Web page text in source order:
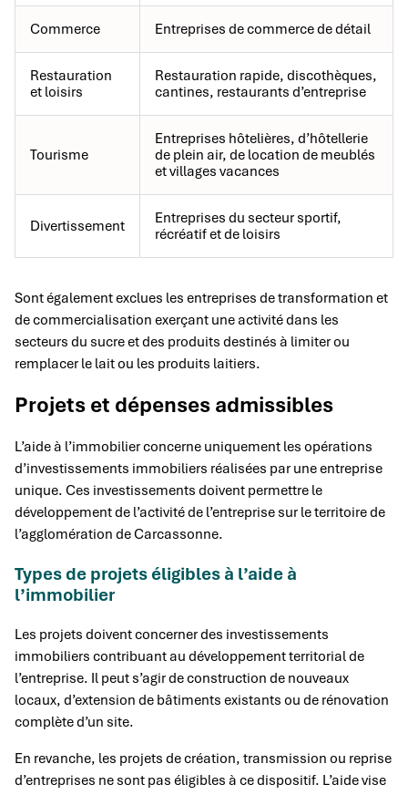
Commerce Entreprises de commerce de détail
Restauration
et loisirs
Restauration rapide, discothèques,
cantines, restaurants d’entreprise
Tourisme
Entreprises hôtelières, d’hôtellerie
de plein air, de location de meublés
et villages vacances
Divertissement
Entreprises du secteur sportif,
récréatif et de loisirs
Sont également exclues les entreprises de transformation et
de commercialisation exerçant une activité dans les
secteurs du sucre et des produits destinés à limiter ou
remplacer le lait ou les produits laitiers.
Projets et dépenses admissibles
L’aide à l’immobilier concerne uniquement les opérations
d’investissements immobiliers réalisées par une entreprise
unique. Ces investissements doivent permettre le
développement de l’activité de l’entreprise sur le territoire de
l’agglomération de Carcassonne.
Types de projets éligibles à l’aide à
l’immobilier
Les projets doivent concerner des investissements
immobiliers contribuant au développement territorial de
l’entreprise. Il peut s’agir de construction de nouveaux
locaux, d’extension de bâtiments existants ou de rénovation
complète d’un site.
En revanche, les projets de création, transmission ou reprise
d’entreprises ne sont pas éligibles à ce dispositif. L’aide vise